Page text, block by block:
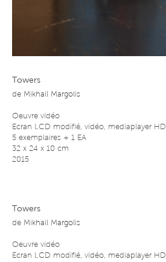
Towers
de Mikhail Margolis
Oeuvre vidéo
Ecran LCD modifié, vidéo, mediaplayer HD
5 exemplaires + 1 EA
32 x 24 x 10 cm
2015
Towers
de Mikhail Margolis
Oeuvre vidéo
Ecran LCD modifié, vidéo, mediaplayer HD